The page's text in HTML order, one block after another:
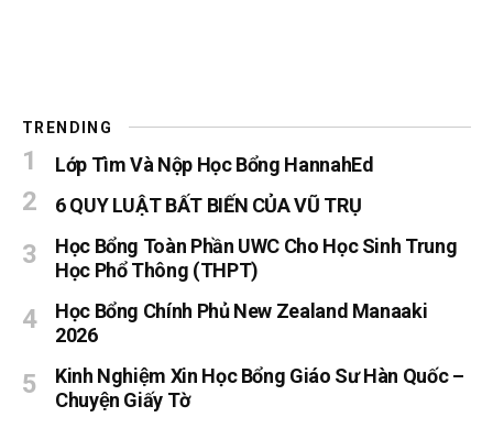
TRENDING
Lớp Tìm Và Nộp Học Bổng HannahEd
6 QUY LUẬT BẤT BIẾN CỦA VŨ TRỤ
Học Bổng Toàn Phần UWC Cho Học Sinh Trung
Học Phổ Thông (THPT)
Học Bổng Chính Phủ New Zealand Manaaki
2026
Kinh Nghiệm Xin Học Bổng Giáo Sư Hàn Quốc –
Chuyện Giấy Tờ